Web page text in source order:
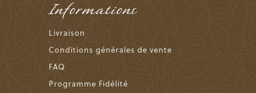
Informations
Livraison
Conditions générales de vente
FAQ
Programme Fidélité